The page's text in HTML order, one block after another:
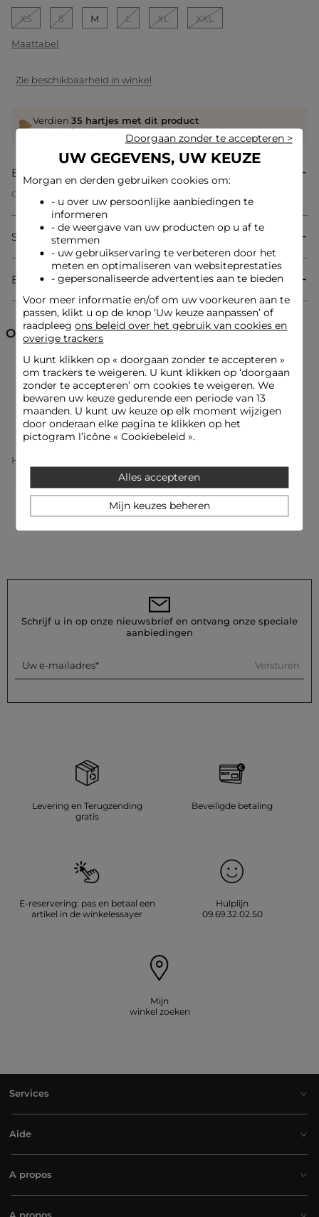
XS S M L XL XXL
Maattabel
Zie beschikbaarheid in winkel
Verdien 35 hartjes met dit product
Log in of registreer
Beschrijving
Gestreepte korte gebreide jurk
Getailleerde snit
Korte jurk
Polokraag
Korte mouwen
Horizontale strepen op de buste
Ribgebreid op de buste
Decoratieve knopen bij de halslijn
Referentie: 32536300996140100 242-RMROSS
Categorie :Rechte jurken vrouw
Kleur :Rechte jurken vrouw zwart
Samenstelling & onderhoud
Bezorging & Retourzending
Ontdek ook
Rechte jurken Jurken Korte jurken
Gebreide jurken
Home
Rechte Jurken Vrouw
Gestreepte Korte Gebreide Jurk Zwart Vrouw
Schrijf u in op onze nieuwsbrief en ontvang onze speciale
aanbiedingen
Uw e-mailadres Versturen
Levering en Terugzending
gratis
Beveiligde betaling
E-reservering: pas en betaal een
artikel in de winkelessayer
Hulplijn
09.69.32.02.50
Mijn
winkel zoeken
Services
Aide
A propos
A propos
UW GEGEVENS, UW KEUZE
Morgan en derden gebruiken cookies om:
- u over uw persoonlijke aanbiedingen te
informeren
- de weergave van uw producten op u af te
stemmen
- uw gebruikservaring te verbeteren door het
meten en optimaliseren van websiteprestaties
- gepersonaliseerde advertenties aan te bieden
Voor meer informatie en/of om uw voorkeuren aan te
passen, klikt u op de knop ‘Uw keuze aanpassen’ of
raadpleegons beleid over het gebruik van cookies en
overige trackers
U kunt klikken op « doorgaan zonder te accepteren»
om trackers te weigeren. U kunt klikken op ‘doorgaan
zonder te accepteren’ om cookies te weigeren. We
bewaren uw keuze gedurende een periode van 13
maanden. U kunt uw keuze op elk moment wijzigen
door onderaan elke pagina te klikken op het
pictogram l’icône « Cookiebeleid ».
Alles accepteren
Doorgaan zonder te accepteren >
Mijn keuzes beheren